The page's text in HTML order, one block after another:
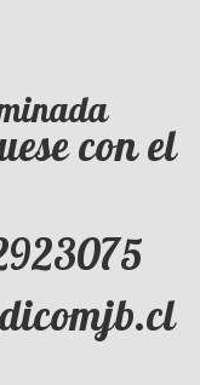
con el